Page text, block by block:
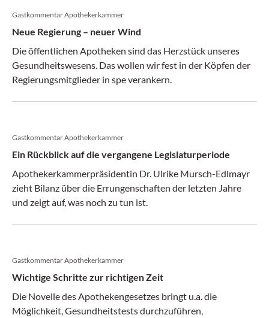
Gastkommentar Apothekerkammer
Neue Regierung – neuer Wind
Die öffentlichen Apotheken sind das Herzstück unseres
Gesundheitswesens. Das wollen wir fest in der Köpfen der
Regierungsmitglieder in spe verankern.
Gastkommentar Apothekerkammer
Ein Rückblick auf die vergangene Legislaturperiode
Apothekerkammerpräsidentin Dr. Ulrike Mursch-Edlmayr
zieht Bilanz über die Errungenschaften der letzten Jahre
und zeigt auf, was noch zu tun ist.
Gastkommentar Apothekerkammer
Wichtige Schritte zur richtigen Zeit
Die Novelle des Apothekengesetzes bringt u.a. die
Möglichkeit, Gesundheitstests durchzuführen,